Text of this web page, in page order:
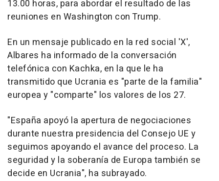
13.00 horas, para abordar el resultado de las
reuniones en Washington con Trump.
En un mensaje publicado en la red social 'X',
Albares ha informado de la conversación
telefónica con Kachka, en la que le ha
transmitido que Ucrania es "parte de la familia"
europea y "comparte" los valores de los 27.
"España apoyó la apertura de negociaciones
durante nuestra presidencia del Consejo UE y
seguimos apoyando el avance del proceso. La
seguridad y la soberanía de Europa también se
decide en Ucrania", ha subrayado.